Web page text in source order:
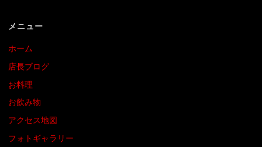
メニュー
ホーム
店長ブログ
お料理
お飲み物
アクセス地図
フォトギャラリー